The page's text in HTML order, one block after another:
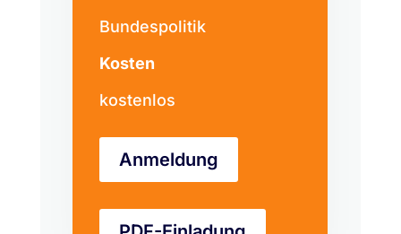
Bundespolitik
Kosten
kostenlos
Anmeldung